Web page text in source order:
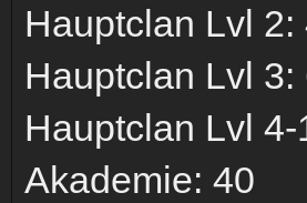
Hauptclan Lvl 2:
Hauptclan Lvl 3:
Hauptclan Lvl 4-
Akademie: 40